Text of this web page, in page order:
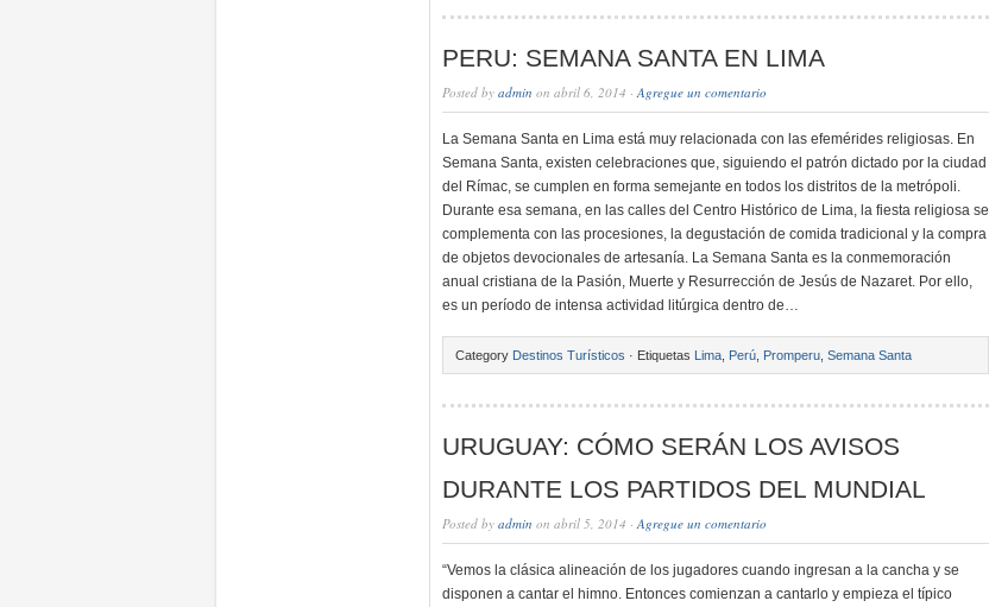
PERU: SEMANA SANTA EN LIMA
Posted by admin on abril 6, 2014 ·Agregue un comentario
La Semana Santa en Lima está muy relacionada con las efemérides religiosas. En
Semana Santa, existen celebraciones que, siguiendo el patrón dictado por la ciudad
del Rímac, se cumplen en forma semejante en todos los distritos de la metrópoli.
Durante esa semana, en las calles del Centro Histórico de Lima, la fiesta religiosa se
complementa con las procesiones, la degustación de comida tradicional y la compra
de objetos devocionales de artesanía. La Semana Santa es la conmemoración
anual cristiana de la Pasión, Muerte y Resurrección de Jesús de Nazaret. Por ello,
es un período de intensa actividad litúrgica dentro de…
Category Destinos Turísticos · Etiquetas Lima Perú Promperu Semana Santa
URUGUAY: CÓMO SERÁN LOS AVISOS
DURANTE LOS PARTIDOS DEL MUNDIAL
Posted by admin on abril 5, 2014 ·Agregue un comentario
“Vemos la clásica alineación de los jugadores cuando ingresan a la cancha y se
disponen a cantar el himno. Entonces comienzan a cantarlo y empieza el típico